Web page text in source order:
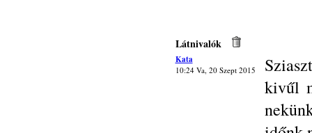
Látnivalók
Kata
10:24 Va, 20 Szept 2015
kivűl